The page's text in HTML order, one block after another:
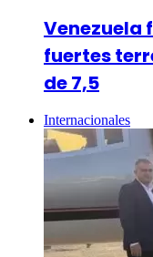
Venezuela
fuertes
de 7,5
Internacionales